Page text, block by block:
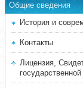
Общие сведения
История и
Контакты
Лицензия,